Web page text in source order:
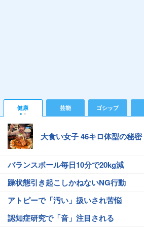
健康 芸能 ゴシップ
大食い女子 46キロ体型の秘密
バランスボール毎日10分で20kg減
躁状態引き起こしかねないNG行動
アトピーで「汚い」扱いされ苦悩
認知症研究で「音」注目される